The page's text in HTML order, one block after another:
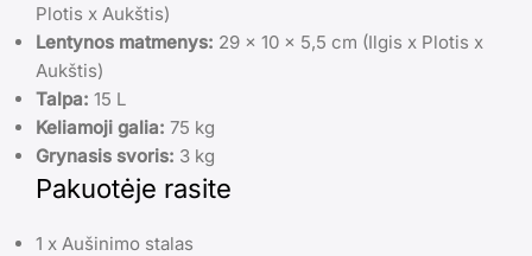
Plotis x Aukštis)
Lentynos matmenys: 29 x 10 x 5,5 cm (Ilgis x Plotis x
Aukštis)
Talpa: 15 L
Keliamoji galia: 75 kg
Grynasis svoris: 3 kg
Pakuotėje rasite
1 x Aušinimo stalas